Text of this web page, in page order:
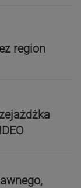
region